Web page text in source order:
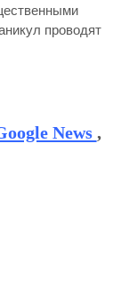
проводят
News ,